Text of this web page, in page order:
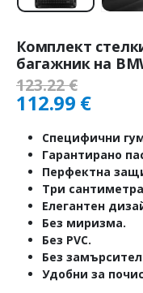
Комплект
багажник на
123.22€
112.99 €
Специфични
Гарантирано
Перфектна
Три
Елегантен
Без миризма.
Без PVC.
Без
Удобни за